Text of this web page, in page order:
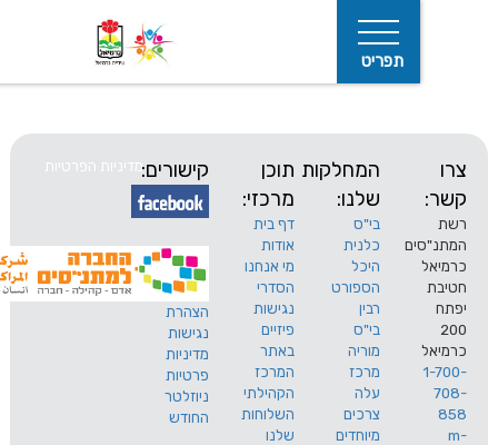
המחלקות
שלנו:
בי"ס
כלנית
היכל
הספורט
רבין
בי"ס
מוריה
מרכז
עלה
צרכים
מיוחדים
תוכן
מרכזי:
דף בית
אודות
מי אנחנו
הסדרי
נגישות
פיזיים
באתר
המרכז
הקהילתי
השלוחות
שלנו
קישורים:
הצהרת
נגישות
מדיניות
פרטיות
ניוזלטר
החודש
מדיניות הפרטיות